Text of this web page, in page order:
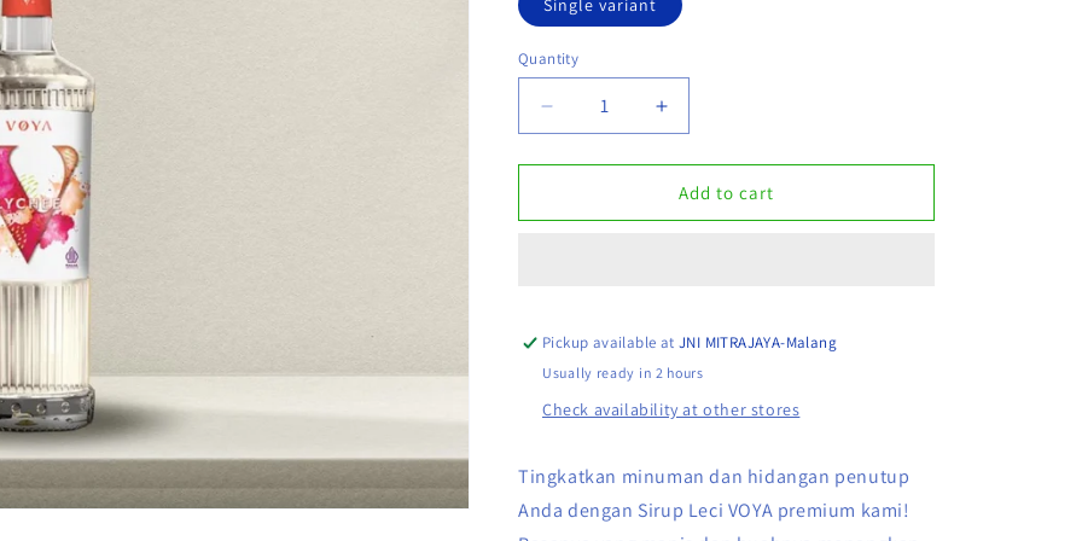
Single variant
Quantity
Decrease
quantity
for
LYCHEE
Increase
quantity
for
VOYA
LYCHEE
Add to cart
Pickup available atJNI MITRAJAYA-Malang
Usually ready in 2 hours
Check availability at other stores
Tingkatkan minuman dan hidangan penutup
Anda dengan Sirup Leci VOYA premium kami!